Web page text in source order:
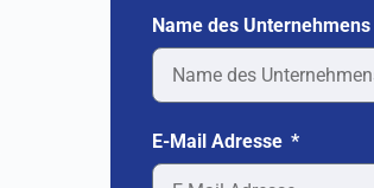
Name des Unternehmens
E-Mail Adresse